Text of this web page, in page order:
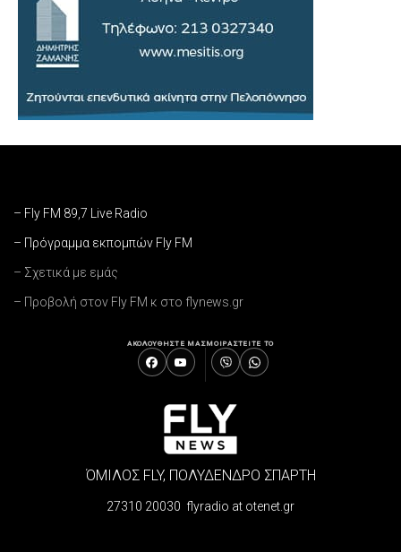
– Fly FM 89,7 Live Radio
– Πρόγραμμα εκπομπών Fly FM
– Σχετικά με εμάς
– Προβολή στον Fly FM κ στο flynews.gr
ΑΚΟΛΟΥΘΗΣΤΕ ΜΑΣΜΟΙΡΑΣΤΕΙΤΕ ΤΟ
ΌΜΙΛΟΣ FLY, ΠΟΛΥΔΕΝΔΡΟ ΣΠΑΡΤΗ
27310 20030 flyradio at otenet.gr